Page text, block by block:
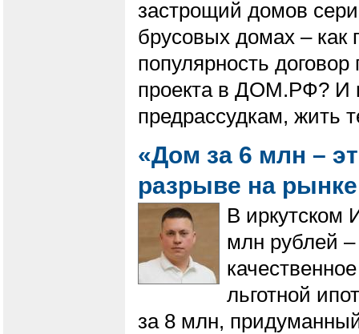
застрощий домов
брусовых домах – как
популярность
проекта в ДОМ.РФ? И
предрассудкам, жить
«Дом за 6 млн –
разрыве на
В иркутском
млн рублей –
льготной
за 8 млн,